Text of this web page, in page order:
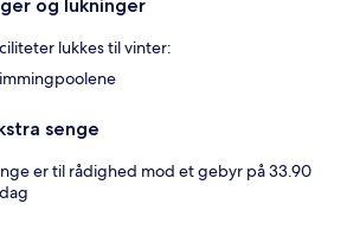
og lukninger
lukkes til vinter:
senge
er til rådighed mod et gebyr på 33.90